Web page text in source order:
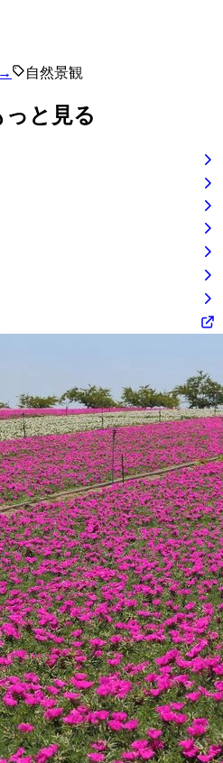
→ 自然景観
と見る